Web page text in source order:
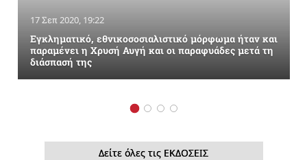
17 Σεπ 2020, 19:22
Εγκληματικό, εθνικοσοσιαλιστικό μόρφωμα ήταν και
παραμένει η Χρυσή Αυγή και οι παραφυάδες μετά τη
διάσπασή της
Δείτε όλες τις ΕΚΔΟΣΕΙΣ